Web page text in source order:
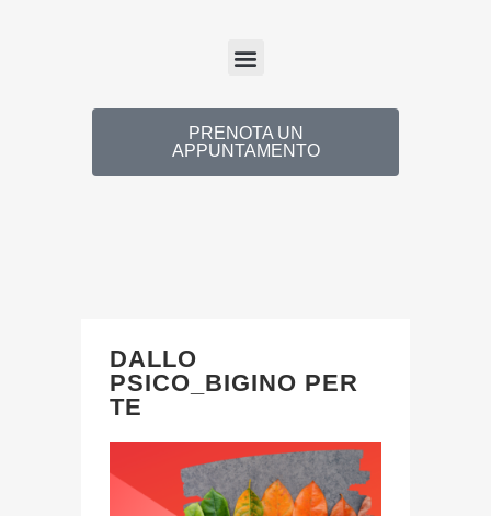
PRENOTA UN
APPUNTAMENTO
DALLO
PSICO_BIGINO PER
TE